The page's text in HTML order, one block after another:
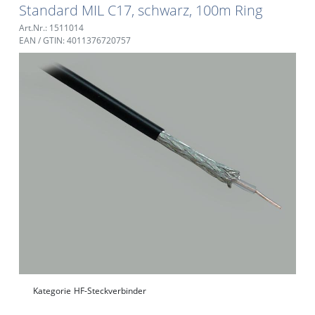
Standard MIL C17, schwarz, 100m Ring
Art.Nr.: 1511014
EAN / GTIN: 4011376720757
Kategorie HF-Steckverbinder